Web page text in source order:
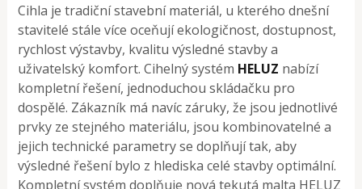
Cihla je tradiční stavební materiál, u kterého dnešní
stavitelé stále více oceňují ekologičnost, dostupnost,
rychlost výstavby, kvalitu výsledné stavby a
uživatelský komfort. Cihelný systém HELUZ nabízí
kompletní řešení, jednoduchou skládačku pro
dospělé. Zákazník má navíc záruky, že jsou jednotlivé
prvky ze stejného materiálu, jsou kombinovatelné a
jejich technické parametry se doplňují tak, aby
výsledné řešení bylo z hlediska celé stavby optimální.
Kompletní systém doplňuje nová tekutá malta HELUZ